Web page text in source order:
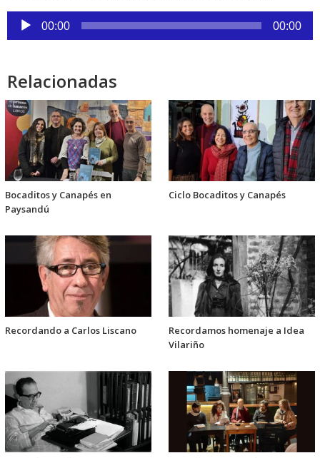
Reproductor
de
00:00 00:00
Relacionadas
Bocaditos y Canapés en
Paysandú
Ciclo Bocaditos y Canapés
Recordando a Carlos Liscano
Recordamos homenaje a Idea
Vilariño